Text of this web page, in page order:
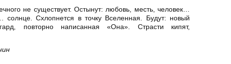
не существует. Остынут: любовь, месть, человек…
солнце. Схлопнется в точку Вселенная. Будут: новый
повторно написанная «Она». Страсти кипят,